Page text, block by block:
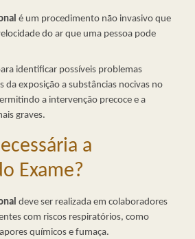
é um procedimento não invasivo que
do ar que uma pessoa pode
identificar possíveis problemas
da exposição a substâncias nocivas no
a intervenção precoce e a
graves.
a
Exame?
deve ser realizada em colaboradores
com riscos respiratórios, como
químicos e fumaça.